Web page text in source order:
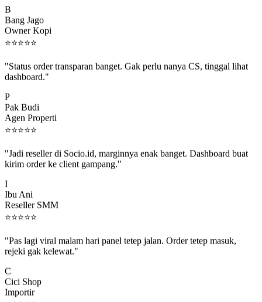
Bang Jago
Owner Kopi
⭐⭐⭐⭐⭐
dashboard."
Pak Budi
Agen Properti
⭐⭐⭐⭐⭐
kirim order ke client gampang."
Ibu Ani
Reseller SMM
⭐⭐⭐⭐⭐
rejeki gak kelewat."
Cici Shop
Importir
⭐⭐⭐⭐⭐